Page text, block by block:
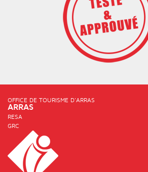
OFFICE DE TOURISME D'ARRAS
ARRAS
RESA
GRC